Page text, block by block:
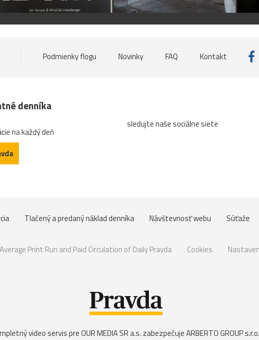
Podmienky flogu Novinky FAQ Kontakt
denníka
na každý deň
sledujte naše sociálne siete
Tlačený a predaný náklad denníka Návštevnosť webu Súťaže
Average Print Run and Paid Circulation of Daily Pravda Cookies
video servis pre OUR MEDIA SR a.s. zabezpečujeARBERTO GROUP s.r.o.